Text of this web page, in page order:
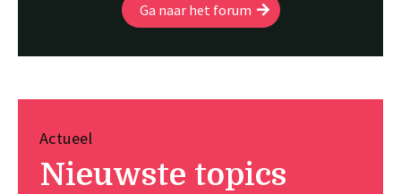
Ga naar het forum
Actueel
Nieuwste topics